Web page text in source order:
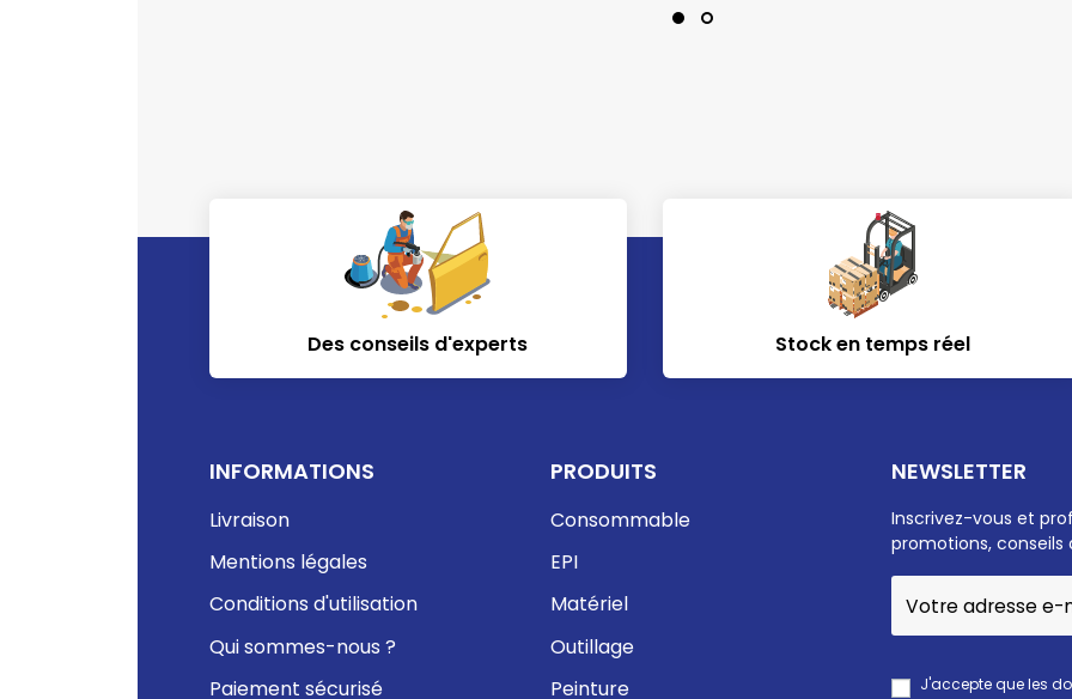
Des conseils d'experts Stock en temps réel
INFORMATIONS
Livraison
Mentions légales
Conditions d'utilisation
Qui sommes-nous ?
Paiement sécurisé
PRODUITS
Consommable
EPI
Matériel
Outillage
Peinture
NEWSLETTER
Inscrivez-vous et
promotions, conseils
J'accepte que les